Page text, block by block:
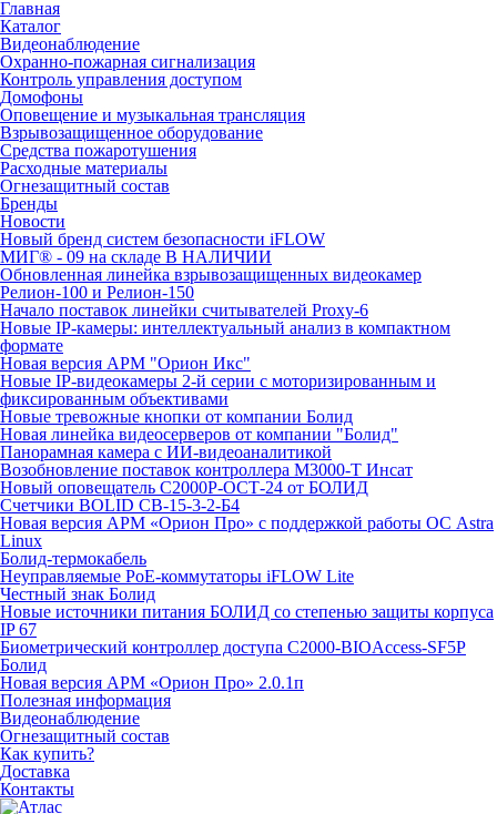
Главная
Каталог
Видеонаблюдение
Охранно-пожарная сигнализация
Контроль управления доступом
Домофоны
Оповещение и музыкальная трансляция
Взрывозащищенное оборудование
Средства пожаротушения
Расходные материалы
Огнезащитный состав
Бренды
Новости
Новый бренд систем безопасности iFLOW
МИГ® - 09 на складе В НАЛИЧИИ
Обновленная линейка взрывозащищенных видеокамер
Релион-100 и Релион-150
Начало поставок линейки считывателей Proxy-6
Новые IP-камеры: интеллектуальный анализ в компактном
формате
Новая версия АРМ "Орион Икс"
Новые IP-видеокамеры 2-й серии с моторизированным и
фиксированным объективами
Новые тревожные кнопки от компании Болид
Новая линейка видеосерверов от компании "Болид"
Панорамная камера с ИИ-видеоаналитикой
Возобновление поставок контроллера М3000-Т Инсат
Новый оповещатель С2000Р-ОСТ-24 от БОЛИД
Счетчики BOLID СВ-15-3-2-Б4
Новая версия АРМ «Орион Про» с поддержкой работы ОС Astra
Linux
Болид-термокабель
Неуправляемые PoE-коммутаторы iFLOW Lite
Честный знак Болид
Новые источники питания БОЛИД со степенью защиты корпуса
IP 67
Биометрический контроллер доступа С2000-BIOAccess-SF5P
Болид
Новая версия АРМ «Орион Про» 2.0.1п
Полезная информация
Видеонаблюдение
Огнезащитный состав
Как купить?
Доставка
Контакты